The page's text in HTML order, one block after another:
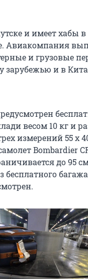
и имеет хабы
Авиакомпания
и грузовые
зарубежью и в
весом 10 кг и
измерений 55 х
Bombardier
до 95
бесплатного